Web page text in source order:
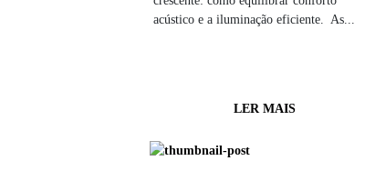
acústico e a iluminação eficiente. As...
LER MAIS